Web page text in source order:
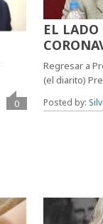
0
EL
Regresar a
(el diarito)
Posted by: